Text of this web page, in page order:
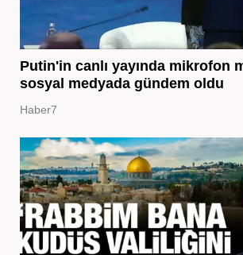
Putin'in canlı yayında mikrofon
sosyal medyada gündem oldu
Haber7